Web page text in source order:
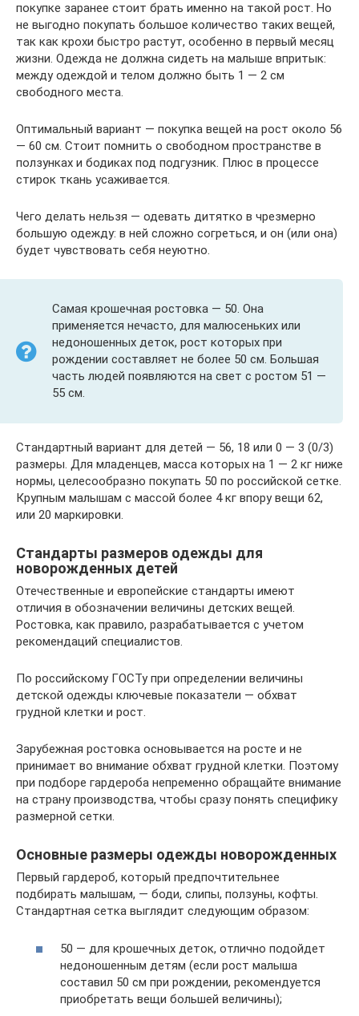
покупке заранее стоит брать именно на такой рост. Но
не выгодно покупать большое количество таких вещей,
так как крохи быстро растут, особенно в первый месяц
жизни. Одежда не должна сидеть на малыше впритык:
между одеждой и телом должно быть 1 — 2 см
свободного места.
Оптимальный вариант — покупка вещей на рост около 56
— 60 см. Стоит помнить о свободном пространстве в
ползунках и бодиках под подгузник. Плюс в процессе
стирок ткань усаживается.
Чего делать нельзя — одевать дитятко в чрезмерно
большую одежду: в ней сложно согреться, и он (или она)
будет чувствовать себя неуютно.
Самая крошечная ростовка — 50. Она
применяется нечасто, для малюсеньких или
недоношенных деток, рост которых при
рождении составляет не более 50 см. Большая
часть людей появляются на свет с ростом 51 —
55 см.
Стандартный вариант для детей — 56, 18 или 0 — 3 (0/3)
размеры. Для младенцев, масса которых на 1 — 2 кг ниже
нормы, целесообразно покупать 50 по российской сетке.
Крупным малышам с массой более 4 кг впору вещи 62,
или 20 маркировки.
Стандарты размеров одежды для
новорожденных детей
Отечественные и европейские стандарты имеют
отличия в обозначении величины детских вещей.
Ростовка, как правило, разрабатывается с учетом
рекомендаций специалистов.
По российскому ГОСТу при определении величины
детской одежды ключевые показатели — обхват
грудной клетки и рост.
Зарубежная ростовка основывается на росте и не
принимает во внимание обхват грудной клетки. Поэтому
при подборе гардероба непременно обращайте внимание
на страну производства, чтобы сразу понять специфику
размерной сетки.
Основные размеры одежды новорожденных
Первый гардероб, который предпочтительнее
подбирать малышам, — боди, слипы, ползуны, кофты.
Стандартная сетка выглядит следующим образом:
50 — для крошечных деток, отлично подойдет
недоношенным детям (если рост малыша
составил 50 см при рождении, рекомендуется
приобретать вещи большей величины);